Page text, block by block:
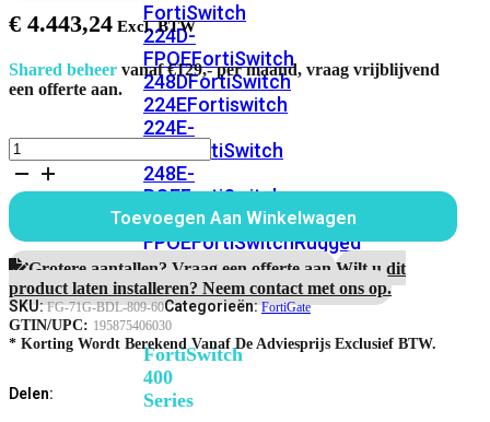
FortiSwitch
224D-
FPOEFortiSwitch
248DFortiSwitch
224EFortiswitch
224E-
FortiSwitch
248E-
POEFortiSwitch
248E-
FPOEFortiSwitchRugged
216F-
POE
FortiSwitch
400
Series
€ 4.443,24
Shared beheer vanaf €129,- per maand, vraag vrijblijvend
een offerte aan.
FortiGate
71G
Bundel
60
Maanden
Enterprise
Protection
aantal
Toevoegen Aan Winkelwagen
Grotere aantallen? Vraag een offerte aan.Wilt u dit
product laten installeren? Neem contact met ons op.
SKU:FG-71G-BDL-809-60Categorieën:FortiGate
GTIN/UPC: 195875406030
* Korting Wordt Berekend Vanaf De Adviesprijs Exclusief BTW.
Delen: